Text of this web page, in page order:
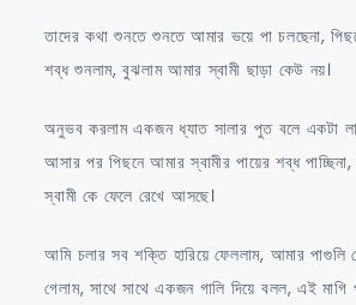
তাদের কথা শুনতে শুনতে আমার ভয়ে পা চলছেনা,
শব্ধ শুনলাম, বুঝলাম আমার স্বামী ছাড়া কেউ নয়।
অনুভব করলাম একজন ধ্যাত সালার পুত বলে একটা
আসার পর পিছনে আমার স্বামীর পায়ের শব্ধ
স্বামী কে ফেলে রেখে আসছে।
আমি চলার সব শক্তি হারিয়ে ফেললাম, আমার পাগুলি
গেলাম, সাথে সাথে একজন গালি দিয়ে বলল, এই মাগি